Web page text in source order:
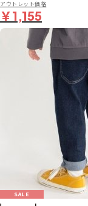
アウトレット価格
￥1,155
SALE